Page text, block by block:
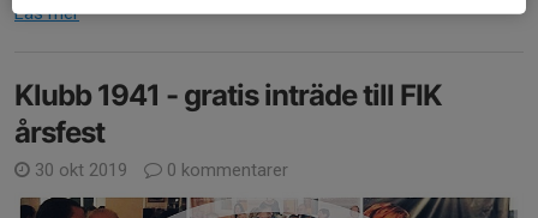
Läs mer
Klubb 1941 - gratis inträde till FIK
årsfest
30 okt 2019 0 kommentarer